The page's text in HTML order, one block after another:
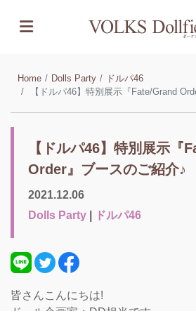
Home Dolls Party
ドルパ46
【ドルパ46】特別展示『Fate/Grand
【ドルパ46】特別展示『
Order』ブースのご紹介♪
2021.12.06
Dolls Party
ドルパ46
皆さんこんにちは!